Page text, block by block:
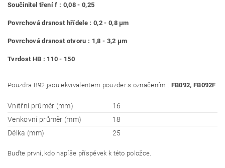
Součinitel tření f : 0,08 - 0,25
Povrchová drsnost hřídele : 0,2 - 0,8 μm
Povrchová drsnost otvoru : 1,8 - 3,2 μm
Tvrdost HB : 110 - 150
Pouzdra B92 jsou ekvivalentem pouzder s označením : FB092, FB092F
Vnitřní průměr (mm)
16
Venkovní průměr (mm)
18
Délka (mm)
25
Buďte první, kdo napíše příspěvek k této položce.